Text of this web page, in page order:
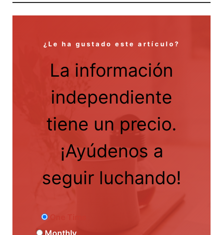
¿Le ha gustado este artículo?
La información
independiente
tiene un precio.
¡Ayúdenos a
seguir luchando!